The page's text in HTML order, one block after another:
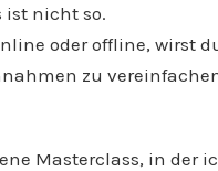
ist nicht so.
oder offline, wirst
zu
Masterclass, in der